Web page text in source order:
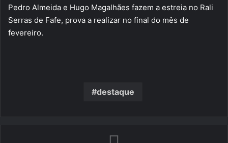
Pedro Almeida e Hugo Magalhães fazem a estreia no Rali
Serras de Fafe, prova a realizar no final do mês de
fevereiro.
destaque